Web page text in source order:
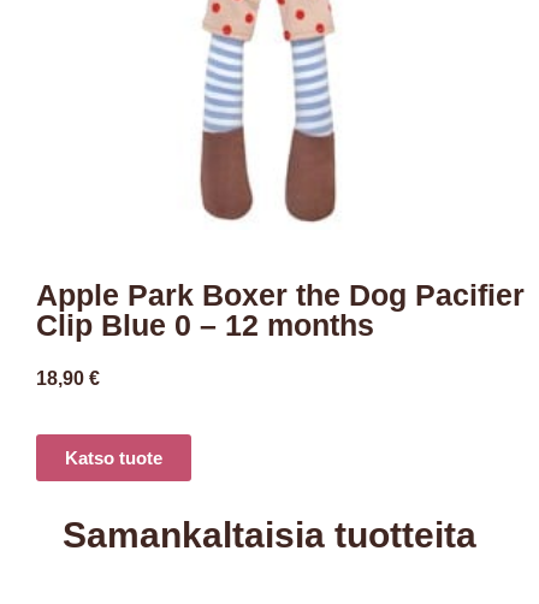
Apple Park Boxer the Dog Pacifier
Clip Blue 0 – 12 months
18,90 €
Katso tuote
Samankaltaisia tuotteita